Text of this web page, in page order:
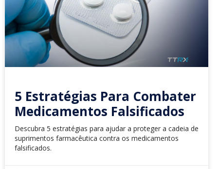
5 Estratégias Para Combater
Medicamentos Falsificados
Descubra 5 estratégias para ajudar a proteger a cadeia de
suprimentos farmacêutica contra os medicamentos
falsificados.